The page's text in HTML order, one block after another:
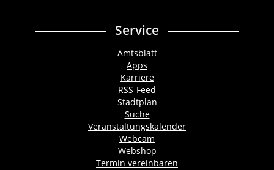
Service
Amtsblatt
Apps
Karriere
RSS-Feed
Stadtplan
Suche
Veranstaltungskalender
Webcam
Webshop
Termin vereinbaren